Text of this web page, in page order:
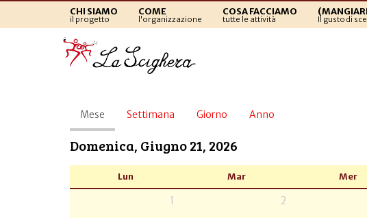
CHI SIAMO
il progetto
COME
l'organizzazione
COSA FACCIAMO
tutte le attività Il gusto di
Schede
primarie
Mese (scheda
attiva)
Settimana Giorno Anno
Domenica, Giugno 21, 2026
Lun Mar Mer
1 2